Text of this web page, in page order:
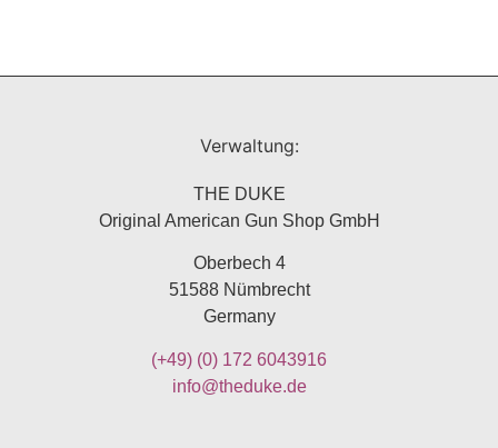
Verwaltung:
THE DUKE
Original American Gun Shop GmbH
Oberbech 4
51588 Nümbrecht
Germany
(+49) (0) 172 6043916
info@theduke.de